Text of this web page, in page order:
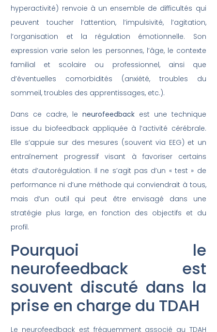
hyperactivité) renvoie à un ensemble de difficultés qui
peuvent toucher l’attention, l’impulsivité, l’agitation,
l’organisation et la régulation émotionnelle. Son
expression varie selon les personnes, l’âge, le contexte
familial et scolaire ou professionnel, ainsi que
d’éventuelles comorbidités (anxiété, troubles du
sommeil, troubles des apprentissages, etc.).
Dans ce cadre, le neurofeedbackest une technique
issue du biofeedback appliquée à l’activité cérébrale.
Elle s’appuie sur des mesures (souvent via EEG) et un
entraînement progressif visant à favoriser certains
états d’autorégulation. Il ne s’agit pas d’un « test » de
performance ni d’une méthode qui conviendrait à tous,
mais d’un outil qui peut être envisagé dans une
stratégie plus large, en fonction des objectifs et du
profil.
Pourquoi le
neurofeedback est
souvent discuté dans la
prise en charge du TDAH
Le neurofeedback est fréquemment associé au TDAH